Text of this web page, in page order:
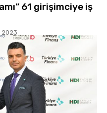
61 girişimciye iş
2023